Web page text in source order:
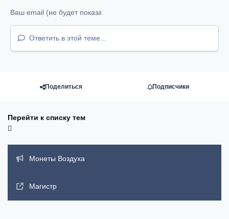
Ответить в этой теме...
Поделиться Подписчики
Перейти к списку тем
Монеты Воздуха
Магистр